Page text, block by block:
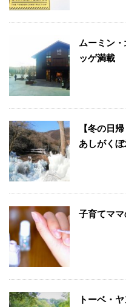
ムーミン
ッゲ満載
【冬の日
あしがく
子育てマ
トーベ・